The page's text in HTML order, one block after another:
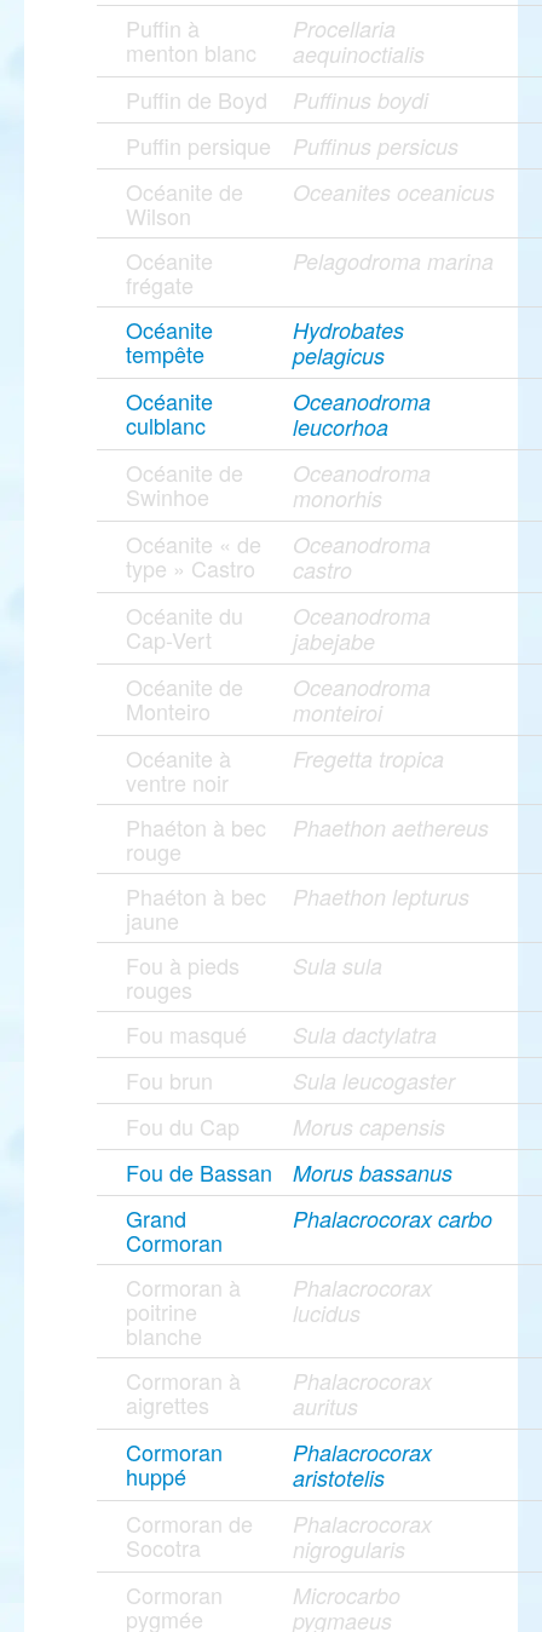
Puffin à
menton blanc
Procellaria
aequinoctialis
Puffin de Boyd Puffinus boydi
Puffin persique Puffinus persicus
Océanite de
Wilson
Oceanites oceanicus
Océanite
frégate
Pelagodroma marina
Océanite
tempête
Hydrobates
pelagicus
Océanite
culblanc
Oceanodroma
leucorhoa
Océanite de
Swinhoe
Oceanodroma
monorhis
Océanite « de
type » Castro
Oceanodroma
castro
Océanite du
Cap-Vert
Oceanodroma
jabejabe
Océanite de
Monteiro
Oceanodroma
monteiroi
Océanite à
ventre noir
Fregetta tropica
Phaéton à bec
rouge
Phaethon aethereus
Phaéton à bec
jaune
Phaethon lepturus
Fou à pieds
rouges
Sula sula
Fou masqué Sula dactylatra
Fou brun Sula leucogaster
Fou du Cap Morus capensis
Fou de Bassan Morus bassanus
Grand
Cormoran
Phalacrocorax carbo
Cormoran à
poitrine
blanche
Phalacrocorax
lucidus
Cormoran à
aigrettes
Phalacrocorax
auritus
Cormoran
huppé
Phalacrocorax
aristotelis
Cormoran de
Socotra
Phalacrocorax
nigrogularis
Cormoran
pygmée
Microcarbo
pygmaeus